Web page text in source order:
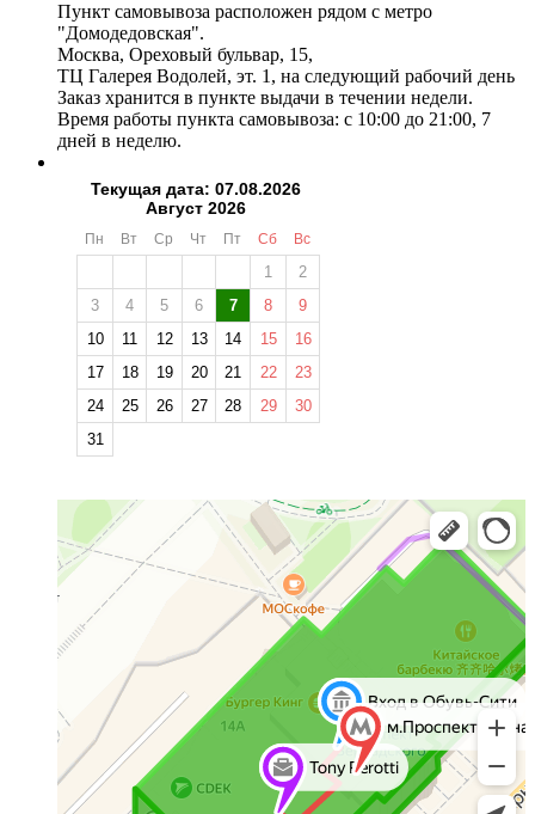
Пункт самовывоза расположен рядом с метро
"Домодедовская".
Москва, Ореховый бульвар, 15,
ТЦ Галерея Водолей, эт. 1, на следующий рабочий день
Заказ хранится в пункте выдачи в течении недели.
Время работы пункта самовывоза: с 10:00 до 21:00, 7
дней в неделю.
Текущая дата: 07.08.2026
Август 2026
Пн Вт Ср Чт Пт Сб Вс
1
2
3
4 5 6 7 8
9
10
11 12 13 14 15
16
17
18 19 20 21 22
23
24
25 26 27 28 29
30
31